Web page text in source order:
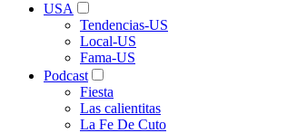
USA
Tendencias-US
Local-US
Fama-US
Podcast
Fiesta
Las calientitas
La Fe De Cuto